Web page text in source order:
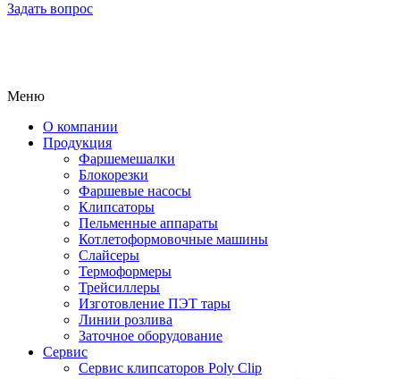
Задать вопрос
Меню
О компании
Продукция
Фаршемешалки
Блокорезки
Фаршевые насосы
Клипсаторы
Пельменные аппараты
Котлетоформовочные машины
Слайсеры
Термоформеры
Трейсиллеры
Изготовление ПЭТ тары
Линии розлива
Заточное оборудование
Сервис
Сервис клипсаторов Poly Clip